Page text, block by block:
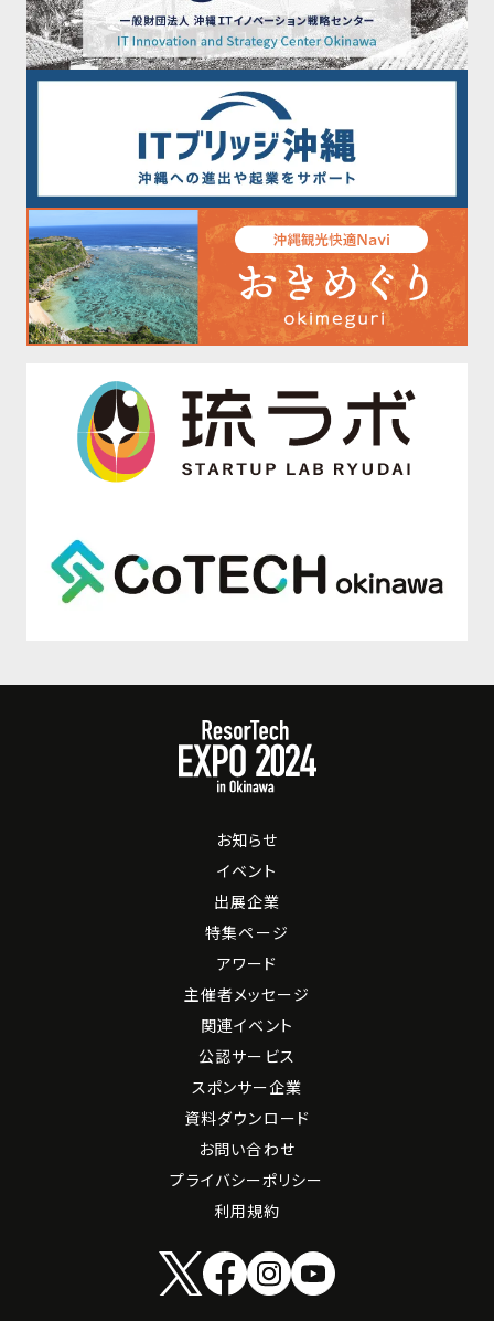
お知らせ
イベント
出展企業
特集ページ
アワード
主催者メッセージ
関連イベント
公認サービス
スポンサー企業
資料ダウンロード
お問い合わせ
プライバシーポリシー
利用規約